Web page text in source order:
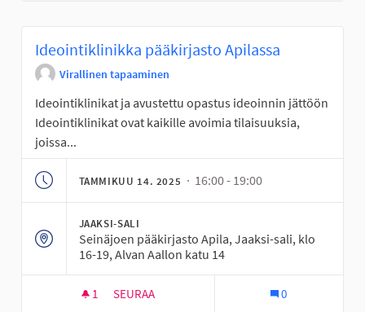
Ideointiklinikka pääkirjasto Apilassa
Virallinen tapaaminen
Ideointiklinikat ja avustettu opastus ideoinnin jättöön
Ideointiklinikat ovat kaikille avoimia tilaisuuksia,
joissa...
TAMMIKUU 14. 2025 · 16:00 - 19:00
JAAKSI-SALI
Seinäjoen pääkirjasto Apila, Jaaksi-sali, klo
16-19, Alvan Aallon katu 14
1 1 SEURAAJA
SEURAA 0